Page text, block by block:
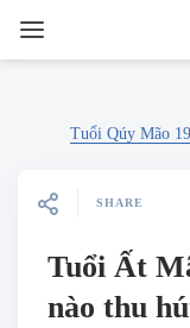
Tuổi Qúy Mão
SHARE
Tuổi Ất
nào thu